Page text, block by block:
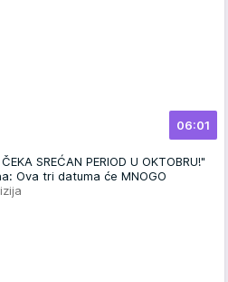
06:01
SREĆAN PERIOD U OKTOBRU!"
Ova tri datuma će MNOGO